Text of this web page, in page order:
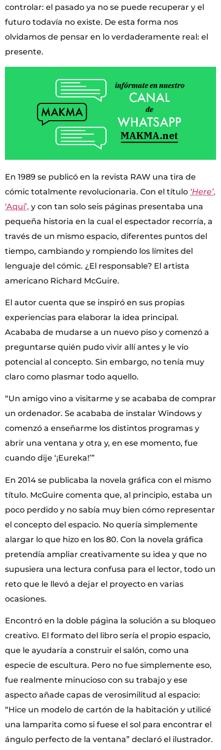
controlar: el pasado ya no se puede recuperar y el
futuro todavía no existe. De esta forma nos
olvidamos de pensar en lo verdaderamente real: el
presente.
En 1989 se publicó en la revista RAW una tira de
cómic totalmente revolucionaria. Con el título ‘Here’,
‘Aquí’, y con tan solo seis páginas presentaba una
pequeña historia en la cual el espectador recorría, a
través de un mismo espacio, diferentes puntos del
tiempo, cambiando y rompiendo los límites del
lenguaje del cómic. ¿El responsable? El artista
americano Richard McGuire.
El autor cuenta que se inspiró en sus propias
experiencias para elaborar la idea principal.
Acababa de mudarse a un nuevo piso y comenzó a
preguntarse quién pudo vivir allí antes y le vio
potencial al concepto. Sin embargo, no tenía muy
claro como plasmar todo aquello.
“Un amigo vino a visitarme y se acababa de comprar
un ordenador. Se acababa de instalar Windows y
comenzó a enseñarme los distintos programas y
abrir una ventana y otra y, en ese momento, fue
cuando dije ‘¡Eureka!’”
En 2014 se publicaba la novela gráfica con el mismo
título. McGuire comenta que, al principio, estaba un
poco perdido y no sabía muy bien cómo representar
el concepto del espacio. No quería simplemente
alargar lo que hizo en los 80. Con la novela gráfica
pretendía ampliar creativamente su idea y que no
supusiera una lectura confusa para el lector, todo un
reto que le llevó a dejar el proyecto en varias
ocasiones.
Encontró en la doble página la solución a su bloqueo
creativo. El formato del libro sería el propio espacio,
que le ayudaría a construir el salón, como una
especie de escultura. Pero no fue simplemente eso,
fue realmente minucioso con su trabajo y ese
aspecto añade capas de verosimilitud al espacio:
“Hice un modelo de cartón de la habitación y utilicé
una lamparita como si fuese el sol para encontrar el
ángulo perfecto de la ventana” declaró el ilustrador.